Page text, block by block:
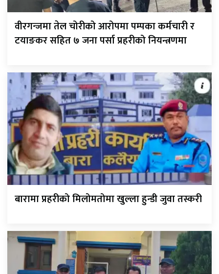
वीरगन्जमा तेल चोरीको आरोपमा पम्पका कर्मचारी र
टयाङकर सहित ७ जना पर्सा प्रहरीको नियन्त्रणमा
बारामा प्रहरीको मिलोमतोमा खुल्ला हुन्डी जुवा तस्करी